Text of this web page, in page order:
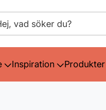
Inspiration Produkter